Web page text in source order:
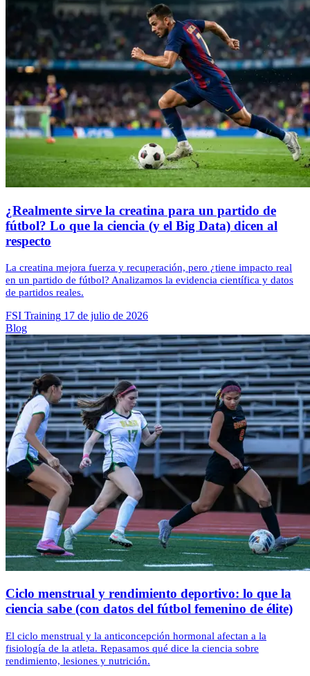
¿Realmente sirve la creatina para un partido de
fútbol? Lo que la ciencia (y el Big Data) dicen al
respecto
La creatina mejora fuerza y recuperación, pero ¿tiene impacto real
en un partido de fútbol? Analizamos la evidencia científica y datos
de partidos reales.
FSI Training 17 de julio de 2026
Blog
Ciclo menstrual y rendimiento deportivo: lo que la
ciencia sabe (con datos del fútbol femenino de élite)
El ciclo menstrual y la anticoncepción hormonal afectan a la
fisiología de la atleta. Repasamos qué dice la ciencia sobre
rendimiento, lesiones y nutrición.